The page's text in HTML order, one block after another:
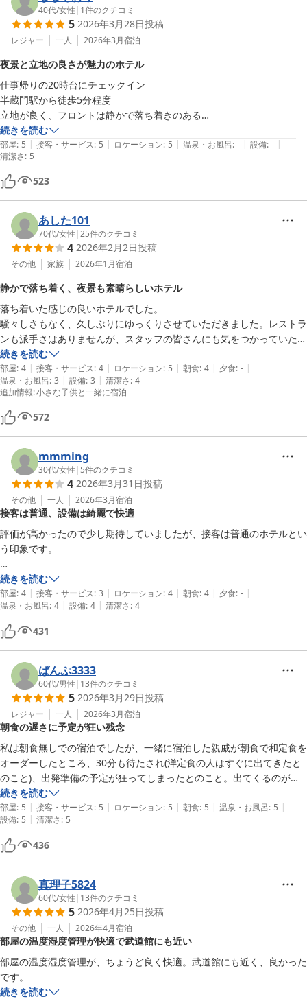
40代/女性 | 1件のクチコミ
5 2026年3月28日投稿
レジャー 一人 2026年3月宿泊
夜景と立地の良さが魅力のホテル
仕事帰りの20時台にチェックイン
半蔵門駅から徒歩5分程度
立地が良く、フロントは静かで落ち着きのある
ホテルです。
部屋からは皇居や丸の内、ヒルズなど
夜景がとても綺麗です。
朝は国会議事堂や国立劇場、皇居お掘りが
見渡せます。
地下鉄で皇居にも行けますし
ホテルのレストランでのランチも楽しめます。
機会があればまた利用させていただきたいです。
続きを読む
部屋: 5 | 接客・サービス: 5 | ロケーション: 5 | 温泉・お風呂: - | 設備: - |
清潔さ: 5
523
あした101
70代/女性 |25件のクチコミ
4 2026年2月2日投稿
その他 家族 2026年1月宿泊
静かで落ち着く、夜景も素晴らしいホテル
落ち着いた感じの良いホテルでした。
騒々しさもなく、久しぶりにゆっくりさせていただきました。レストラ
ンも派手さはありませんが、スタッフの皆さんにも気をつかっていただ
き、食事も美味しくいただきました。夜の景色が最高です！
国会議事堂や東京タワーが本当に綺麗で。
孫達は、ベッドから寝ながら「いつ灯りが消えるのか」見ていたそう
で。
一晩でしたが、楽しい時間を過ごさせていただきました。
続きを読む
部屋: 4 | 接客・サービス: 4 | ロケーション: 5 | 朝食: 4 | 夕食: - |
温泉・お風呂: 3 | 設備: 3 | 清潔さ: 4
追加情報:小さな子供と一緒に宿泊
572
mmming
30代/女性 | 5件のクチコミ
4 2026年3月31日投稿
その他 一人 2026年3月宿泊
接客は普通、設備は綺麗で快適
評価が高かったので少し期待していましたが、接客は普通のホテルとい
う印象です。
チェックインの際に対応してくださった男性が、言葉遣いやキーの受け
渡しなど、やや雑な対応だったのが気になりました。
ビジネスホテルの方が丁寧に感じるくらいでした。
チェックアウトの際は、別の方で丁寧に対応してくださったので、たま
たまだったのかもしれません。
設備に不満はなく、お部屋も綺麗でした。
続きを読む
部屋: 4 | 接客・サービス: 3 | ロケーション: 4 | 朝食: 4 | 夕食: - |
温泉・お風呂: 4 | 設備: 4 | 清潔さ: 4
431
ばんぷ3333
60代/男性 | 13件のクチコミ
5 2026年3月29日投稿
レジャー 一人 2026年3月宿泊
朝食の遅さに予定が狂い残念
私は朝食無しでの宿泊でしたが、一緒に宿泊した親戚が朝食で和定食を
オーダーしたところ、30分も待たされ(洋定食の人はすぐに出てきたと
のこと)、出発準備の予定が狂ってしまったとのこと。出てくるのがこ
んなに遅いのであれば一言言ってもらえればと思います。他が快適だっ
たのに残念でした。
続きを読む
部屋: 5 | 接客・サービス: 5 | ロケーション: 5 | 朝食: 5 | 温泉・お風呂: 5 |
設備: 5 | 清潔さ: 5
436
真理子5824
60代/女性 | 13件のクチコミ
5 2026年4月25日投稿
その他 一人 2026年4月宿泊
部屋の温度湿度管理が快適で武道館にも近い
部屋の温度湿度管理が、ちょうど良く快適。武道館にも近く、良かった
です。
続きを読む